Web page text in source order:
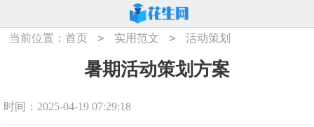
当前位置：首页 > 实用范文 > 活动策划
暑期活动策划方案
时间：2025-04-19 07:29:18